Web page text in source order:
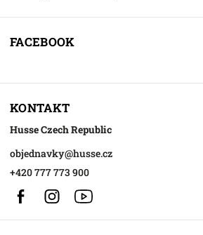
FACEBOOK
KONTAKT
Husse Czech Republic
objednavky@husse.cz
+420 777 773 900
FacebookInstagram